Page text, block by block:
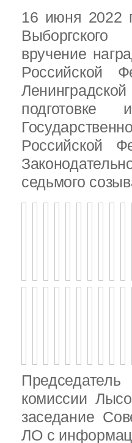
16 июня 2022
вручение
Российской
Российской
седьмого
комиссии
заседание
ЛО с